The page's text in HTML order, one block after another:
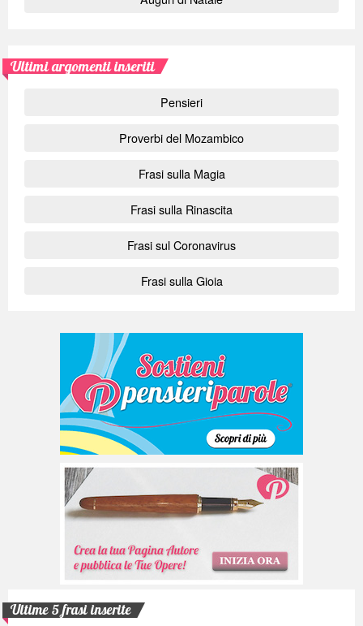
Ultimi argomenti inseriti
Pensieri
Proverbi del Mozambico
Frasi sulla Magia
Frasi sulla Rinascita
Frasi sul Coronavirus
Frasi sulla Gioia
Ultime 5 frasi inserite